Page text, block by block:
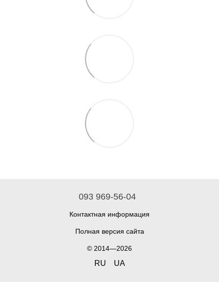
093 969-56-04
Контактная информация
Полная версия сайта
© 2014—2026
RU UA